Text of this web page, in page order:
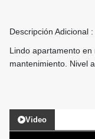
Descripción Adicional :
Lindo apartamento
mantenimiento. Nivel
Video